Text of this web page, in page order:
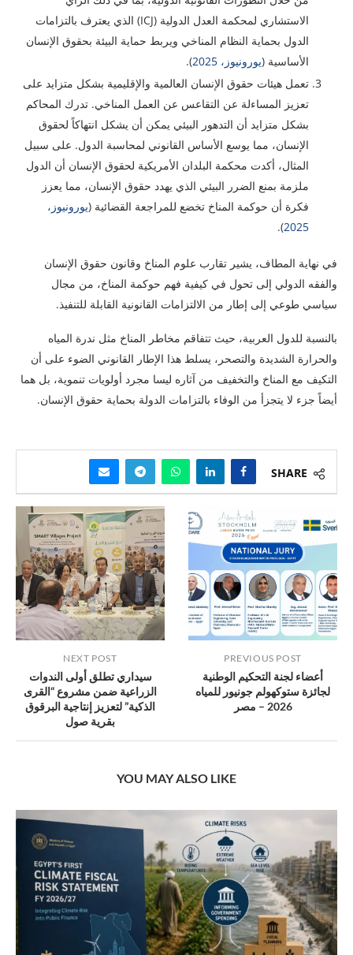
الاستشاري لمحكمة العدل الدولية (ICJ) الذي يعترف بالتزامات
الدول بحماية النظام المناخي ويربط حماية البيئة بحقوق الإنسان
الأساسية (يورونيوز، 2025
).
تعمل هيئات حقوق الإنسان العالمية والإقليمية بشكل متزايد على
تعزيز المساءلة عن التقاعس عن العمل المناخي. تدرك المحاكم
بشكل متزايد أن التدهور البيئي يمكن أن يشكل انتهاكاً لحقوق
الإنسان، مما يوسع الأساس القانوني لمحاسبة الدول. على سبيل
المثال، أكدت محكمة البلدان الأمريكية لحقوق الإنسان أن الدول
ملزمة بمنع الضرر البيئي الذي يهدد حقوق الإنسان، مما يعزز
فكرة أن حوكمة المناخ تخضع للمراجعة القضائية (يورونيوز،
2025
).
في نهاية المطاف، يشير تقارب علوم المناخ وقانون حقوق الإنسان
والفقه الدولي إلى تحول في كيفية فهم حوكمة المناخ، من مجال
سياسي طوعي إلى إطار من الالتزامات القانونية القابلة للتنفيذ.
بالنسبة للدول العربية، حيث تتفاقم مخاطر المناخ مثل ندرة المياه
والحرارة الشديدة والتصحر، يسلط هذا الإطار القانوني الضوء على أن
التكيف مع المناخ والتخفيف من آثاره ليسا مجرد أولويات تنموية، بل هما
أيضاً جزء لا يتجزأ من الوفاء بالتزامات الدولة بحماية حقوق الإنسان.
SHARE
PREVIOUS POST
أعضاء لجنة التحكيم الوطنية
لجائزة ستوكهولم جونيور للمياه
2026 – مصر
NEXT POST
سيداري تطلق أولى الندوات
الزراعية ضمن مشروع “القرى
الذكية” لتعزيز إنتاجية البرقوق
بقرية صول
YOU MAY ALSO LIKE